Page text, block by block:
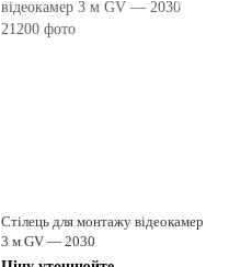
Стілець для монтажу відеокамер
3 м GV — 2030